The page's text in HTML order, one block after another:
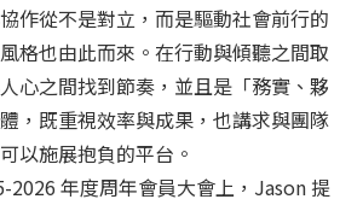
作從不是對立，而是驅動社會前行的
格也由此而來。在行動與傾聽之間取
心之間找到節奏，並且是「務實、夥
，既重視效率與成果，也講求與團隊
以施展抱負的平台。
2026 年度周年會員大會上，Jason 提